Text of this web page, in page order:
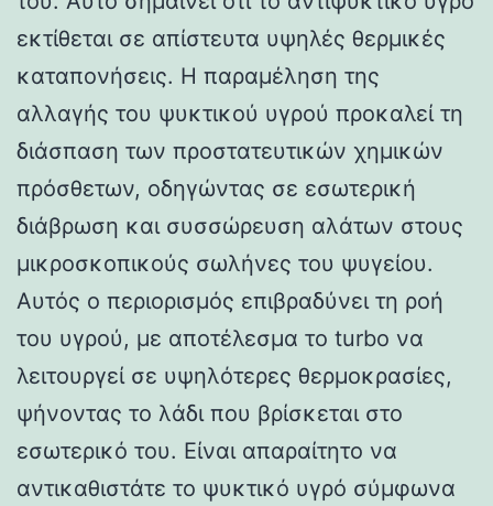
εκτίθεται σε απίστευτα υψηλές θερμικές
καταπονήσεις. Η παραμέληση της
αλλαγής του ψυκτικού υγρού προκαλεί τη
διάσπαση των προστατευτικών χημικών
πρόσθετων, οδηγώντας σε εσωτερική
διάβρωση και συσσώρευση αλάτων στους
μικροσκοπικούς σωλήνες του ψυγείου.
Αυτός ο περιορισμός επιβραδύνει τη ροή
του υγρού, με αποτέλεσμα το turbo να
λειτουργεί σε υψηλότερες θερμοκρασίες,
ψήνοντας το λάδι που βρίσκεται στο
εσωτερικό του. Είναι απαραίτητο να
αντικαθιστάτε το ψυκτικό υγρό σύμφωνα